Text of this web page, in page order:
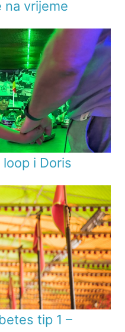
na vrijeme
i Doris
tip 1 –